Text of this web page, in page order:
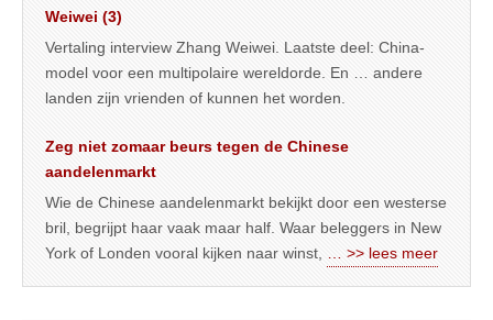
Weiwei (3)
Vertaling interview Zhang Weiwei. Laatste deel: China-
model voor een multipolaire wereldorde. En … andere
landen zijn vrienden of kunnen het worden.
Zeg niet zomaar beurs tegen de Chinese
aandelenmarkt
Wie de Chinese aandelenmarkt bekijkt door een westerse
bril, begrijpt haar vaak maar half. Waar beleggers in New
York of Londen vooral kijken naar winst, … >> lees meer